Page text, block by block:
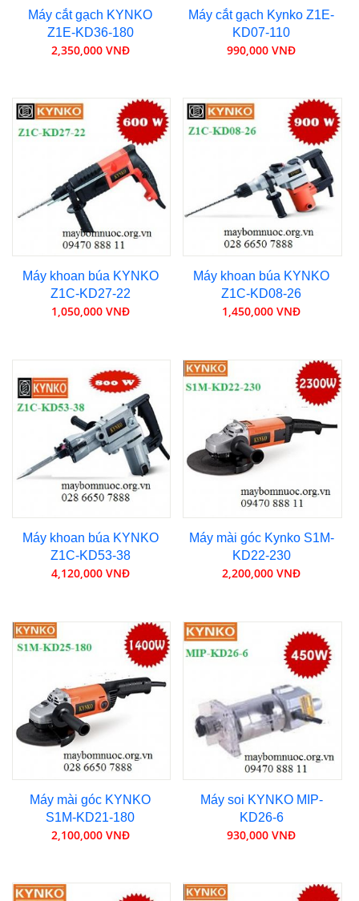
Máy cắt gạch KYNKO
Z1E-KD36-180
2,350,000 VNĐ
Máy cắt gạch Kynko Z1E-
KD07-110
990,000 VNĐ
Máy khoan búa KYNKO
Z1C-KD27-22
1,050,000 VNĐ
Máy khoan búa KYNKO
Z1C-KD08-26
1,450,000 VNĐ
Máy khoan búa KYNKO
Z1C-KD53-38
4,120,000 VNĐ
Máy mài góc Kynko S1M-
KD22-230
2,200,000 VNĐ
Máy mài góc KYNKO
S1M-KD21-180
2,100,000 VNĐ
Máy soi KYNKO MIP-
KD26-6
930,000 VNĐ